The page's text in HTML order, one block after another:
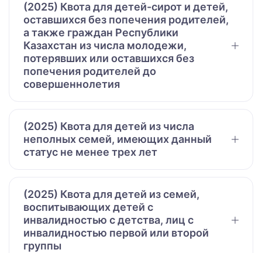
(2025) Квота для детей-сирот и детей,
оставшихся без попечения родителей,
а также граждан Республики
Казахстан из числа молодежи,
потерявших или оставшихся без
попечения родителей до
совершеннолетия
(2025) Квота для детей из числа
неполных семей, имеющих данный
статус не менее трех лет
(2025) Квота для детей из семей,
воспитывающих детей с
инвалидностью с детства, лиц с
инвалидностью первой или второй
группы